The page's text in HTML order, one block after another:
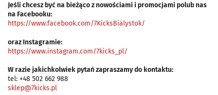
Jeśli chcesz być na bieżąco z nowościami i promocjami polub nas
na Facebooku:
https://www.facebook.com/7KicksBialystok/
oraz Instagramie:
https://www.instagram.com/7kicks_pl/
W razie jakichkolwiek pytań zapraszamy do kontaktu:
tel: +48 502 662 988
sklep@7kicks.pl